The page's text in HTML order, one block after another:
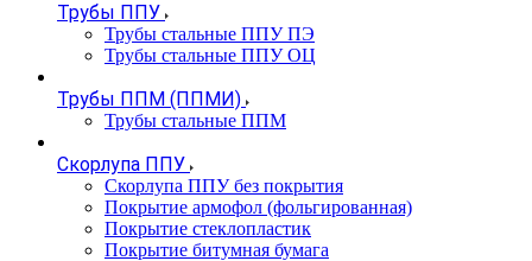
Трубы ППУ
Трубы стальные ППУ ПЭ
Трубы стальные ППУ ОЦ
Трубы ППМ (ППМИ)
Трубы стальные ППМ
Скорлупа ППУ
Скорлупа ППУ без покрытия
Покрытие армофол (фольгированная)
Покрытие стеклопластик
Покрытие битумная бумага